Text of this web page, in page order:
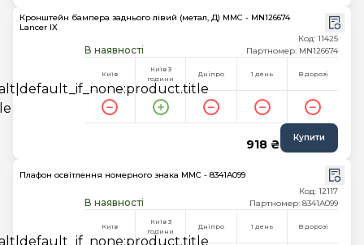
Кронштейн бампера заднього лівий (метал, Д) MMC - MN126674
Lancer IX
В наявності
Код: 11425
Партномер: MN126674
Київ
Київ 3
години
Дніпро 1 день В дорозі
918 ₴ Купити
Плафон освітлення номерного знака MMC - 8341A099
В наявності
Код: 12117
Партномер: 8341A099
Київ
Київ 3
години
Дніпро 1 день В дорозі